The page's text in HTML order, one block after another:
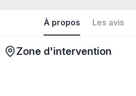
À propos Les avis
Zone d'intervention